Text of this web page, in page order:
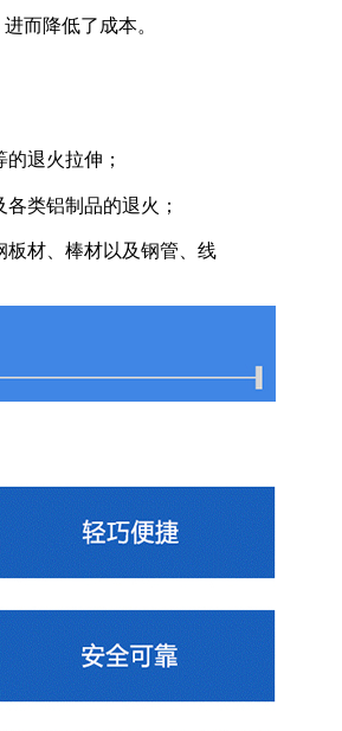
而降低了成本。
退火拉伸；
类铝制品的退火；
板材、棒材以及钢管、线